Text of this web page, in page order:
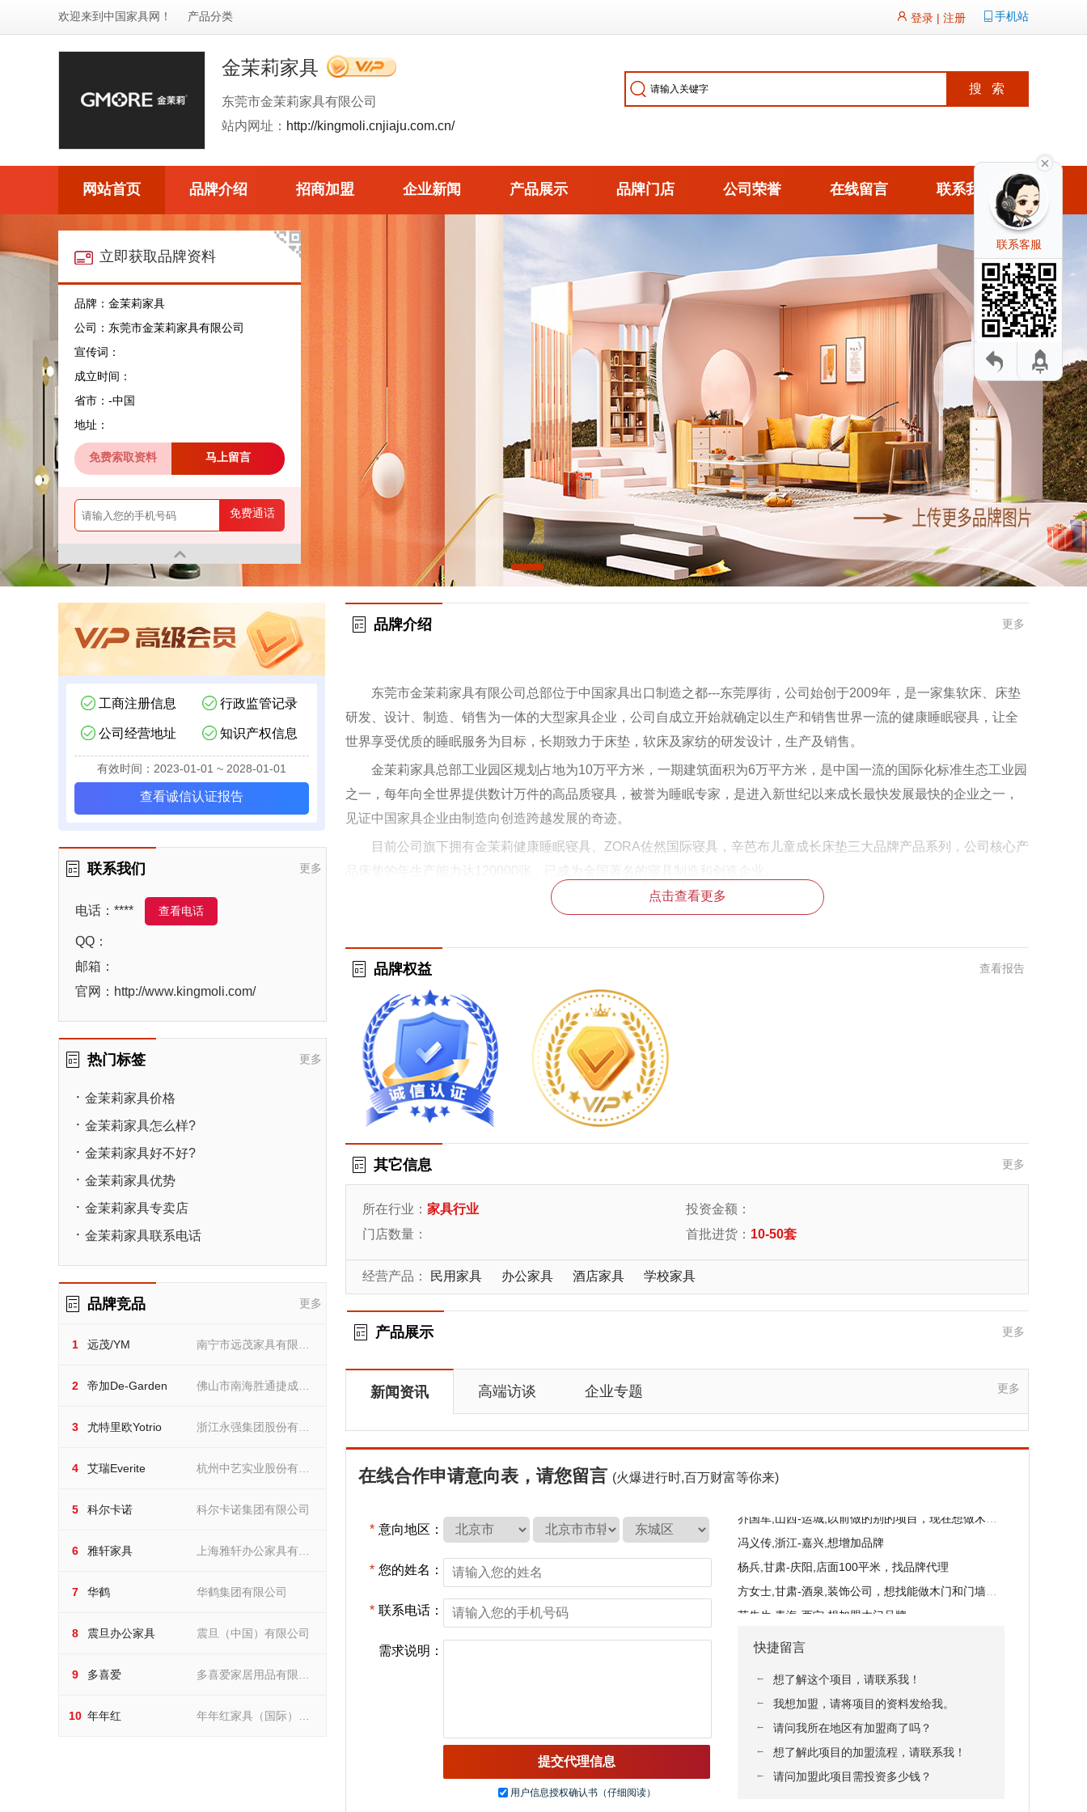
欢迎来到 中国家具网 ！ 产品分类 登录 | 注册 手机站
金茉莉家具
东莞市金茉莉家具有限公司
站内网址： http://kingmoli.cnjiaju.com.cn/
网站首页 品牌介绍 招商加盟 企业新闻 产品展示 品牌门店 公司荣誉 在线留言 联系我们
立即获取品牌资料
品牌：金茉莉家具
公司：东莞市金茉莉家具有限公司
宣传词：
成立时间：
省市：-中国
地址：
免费索取资料 马上留言
免费通话
工商注册信息 行政监管记录
公司经营地址 知识产权信息
有效时间：2023-01-01 ~ 2028-01-01
查看诚信认证报告
联系我们 更多
电话：**** 查看电话
QQ：
邮箱：
官网：http://www.kingmoli.com/
热门标签 更多
· 金茉莉家具价格
· 金茉莉家具怎么样?
· 金茉莉家具好不好?
· 金茉莉家具优势
· 金茉莉家具专卖店
· 金茉莉家具联系电话
品牌竞品 更多
1 远茂/YM 南宁市远茂家具有限公
司
南宁市远茂家具有限公司
2 帝加De-Garden 佛山市南海胜通捷成家
居用品有限公司
佛山市南海胜通捷成家居用
3
尤特里欧Yotrio 浙江永强集团股份有限
公司
浙江永强集团股份有限公司
4 艾瑞Everite 杭州中艺实业股份有限
公司
杭州中艺实业股份有限公司
5 科尔卡诺 科尔卡诺集团有限公司
科尔卡诺集团有限公司
6 雅轩家具 上海雅轩办公家具有限
公司
上海雅轩办公家具有限公司
7 华鹤 华鹤集团有限公司
华鹤集团有限公司
8 震旦办公家具 震旦（中国）有限公司
震旦（中国）有限公司
9 多喜爱 多喜爱家居用品有限公
司
多喜爱家居用品有限公司
10 年年红 年年红家具（国际）集
年年红家具（国际）集团有
品牌介绍 更多
东莞市金茉莉家具有限公司总部位于中国家具出口制造之都---东莞厚街，公司始创于2009年，是一家集软床、床垫
研发、设计、制造、销售为一体的大型家具企业，公司自成立开始就确定以生产和销售世界一流的健康睡眠寝具，让全
世界享受优质的睡眠服务为目标，长期致力于床垫，软床及家纺的研发设计，生产及销售。
金茉莉家具总部工业园区规划占地为10万平方米，一期建筑面积为6万平方米，是中国一流的国际化标准生态工业园
之一，每年向全世界提供数计万件的高品质寝具，被誉为睡眠专家，是进入新世纪以来成长最快发展最快的企业之一，
见证中国家具企业由制造向创造跨越发展的奇迹。
目前公司旗下拥有金茉莉健康睡眠寝具、ZORA佐然国际寝具，辛芭布儿童成长床垫三大品牌产品系列，公司核心产
品床垫的年生产能力达120000张，已成为全国著名的寝具制造和创造企业。
公司拥有一支高素质团队，整体人员近200人，重金聘请国外设计师进行专业指导。公司睡眠研发中心根据消费者年
品，印证实现金茉莉家具“科学睡眠，造福人类”的远大理想。
金茉莉家具以“提高国民睡眠质量，诠释健康睡眠理念”为己任，引领国际舒适健康睡眠潮流，竭力为消费者创造更大
化的健康睡眠福利，打造睡眠行业最优秀的国际品牌，为中国健康睡眠品牌注入了强有力的信心。如今金茉莉品牌家居
已成为消费者所认知的健康睡眠理念倡导品牌，全心全力为21世纪的现代家庭提供更为舒适的产品和更加完美的服务。
点击查看更多
品牌权益 查看报告
其它信息 更多
所在行业： 家具行业
投资金额：
门店数量：
首批进货： 10-50套
经营产品： 民用家具 办公家具 酒店家具 学校家具
产品展示 更多
新闻资讯 高端访谈 企业专题 更多
在线合作申请意向表，请您留言 (火爆进行时,百万财富等你来)
* 意向地区：
* 您的姓名：
* 联系电话：
需求说明：
用户信息授权确认书（仔细阅读）
李女士,河北-沧州,店面80多平米，做的定制+木门，想找附近的品牌咨询
杨,内蒙古-呼和浩特,新开的店，大概80多平米，想找有点知名度的品牌。
陈先生,湖南-邵阳,想增加品牌
张女士,湖南-长沙,想代理木门品牌
冯义传,浙江-嘉兴,想增加品牌
杨兵,甘肃-庆阳,店面100平米，找品牌代理
苏先生,青海-西宁,想加盟木门品牌
张女士,山东-滨州,装修公司，找厂家合作
傅军明,浙江-舟山,装修公司，想找木门厂家合作。
王女士,山东-临沂,想找厂家合作拿货
快捷留言
← 想了解这个项目，请联系我！
← 我想加盟，请将项目的资料发给我。
← 请问我所在地区有加盟商了吗？
← 想了解此项目的加盟流程，请联系我！
← 请问加盟此项目需投资多少钱？
联系客服